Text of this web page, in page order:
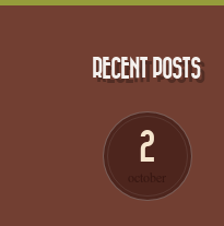
RECENT POSTS
2